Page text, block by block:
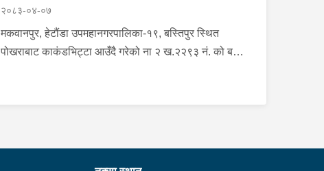
सहित थप अनुसन्धान कार्य भइरहेको ।
२०८३-०४-०७
मकवानपुर, हेटौंडा उपमहानगरपालिका-१९, बस्तिपुर स्थित
पोखराबाट काकंडभिट्टा आउँदै गरेको ना २ ख.२२९३ नं. को बस